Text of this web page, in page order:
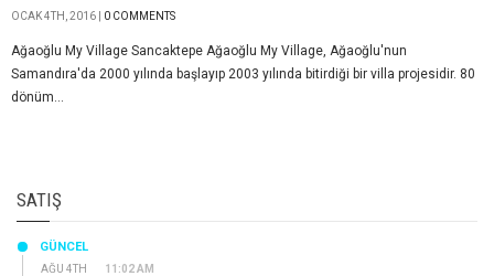
OCAK 4TH, 2016 | 0 COMMENTS
Ağaoğlu My Village Sancaktepe Ağaoğlu My Village, Ağaoğlu'nun
Samandıra'da 2000 yılında başlayıp 2003 yılında bitirdiği bir villa projesidir. 80
dönüm...
SATIŞ
AĞU 4TH 11:02 AM
GÜNCEL